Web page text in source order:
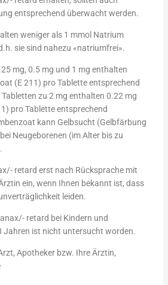
entsprechend überwacht werden.
weniger als 1 mmol Natrium
sie sind nahezu «natriumfrei».
mg, 0.5 mg und 1 mg enthalten
(E 211) pro Tablette entsprechend
zu 2 mg enthalten 0.22 mg
pro Tablette entsprechend
kann Gelbsucht (Gelbfärbung
Neugeborenen (im Alter bis zu
retard erst nach Rücksprache mit
ein, wenn Ihnen bekannt ist, dass
leiden.
retard bei Kindern und
Jahren ist nicht untersucht worden.
Apotheker bzw. Ihre Ärztin,